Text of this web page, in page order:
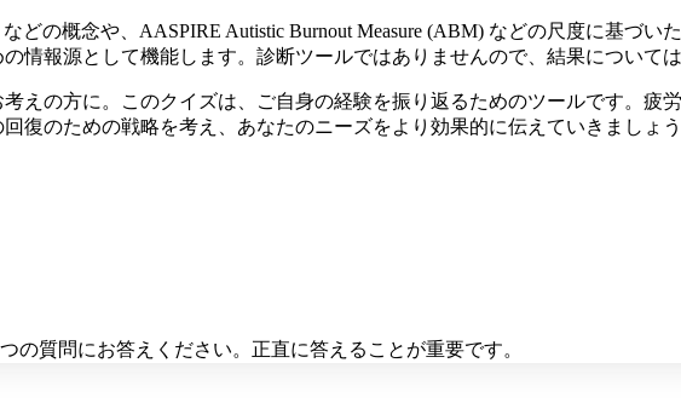
どの概念や、AASPIRE Autistic Burnout Measure (ABM) などの尺度に基づ
情報源として機能します。診断ツールではありませんので、結果について
えの方に。このクイズは、ご自身の経験を振り返るためのツールです。疲
復のための戦略を考え、あなたのニーズをより効果的に伝えていきましょう
の質問にお答えください。正直に答えることが重要です。